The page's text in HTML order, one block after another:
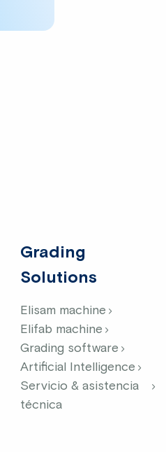
Grading
Solutions
Elisam machine
Elifab machine
Grading software
Artificial Intelligence
Servicio & asistencia
técnica